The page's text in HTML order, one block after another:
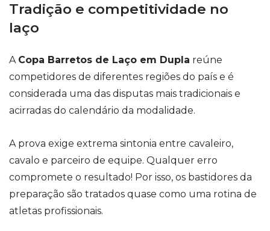
Tradição e competitividade no
laço
A Copa Barretos de Laço em Dupla reúne
competidores de diferentes regiões do país e é
considerada uma das disputas mais tradicionais e
acirradas do calendário da modalidade.
A prova exige extrema sintonia entre cavaleiro,
cavalo e parceiro de equipe. Qualquer erro
compromete o resultado! Por isso, os bastidores da
preparação são tratados quase como uma rotina de
atletas profissionais.